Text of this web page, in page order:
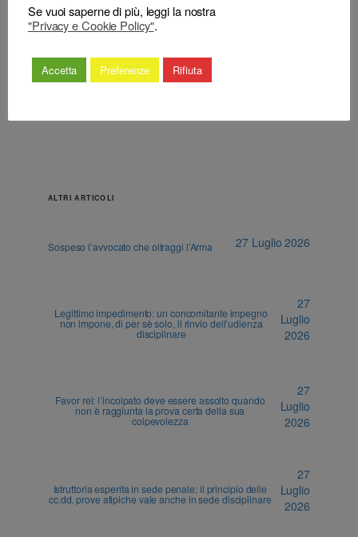
Trattenimento di somme di spettanza del
cliente – Prestiti e mutui ottenuti da clienti
assunte – Illecito deontologico.
ALTRI ARTICOLI
Sospeso l’avvocato che oltraggi l’Arma 27 Luglio 2026
Legittimo impedimento: un concomitante impegno
non impone, di per sè solo, il rinvio dell’udienza
disciplinare
27
Luglio
2026
Favor rei: l’incolpato deve essere assolto quando
non è raggiunta la prova certa della sua
colpevolezza
27
Luglio
2026
Istruttoria esperita in sede penale: il principio delle
cc.dd. prove atipiche vale anche in sede disciplinare
27
Luglio
2026
Se vuoi saperne di più, leggi la nostra
"Privacy e Cookie Policy".
Accetta Preferenze Rifiuta